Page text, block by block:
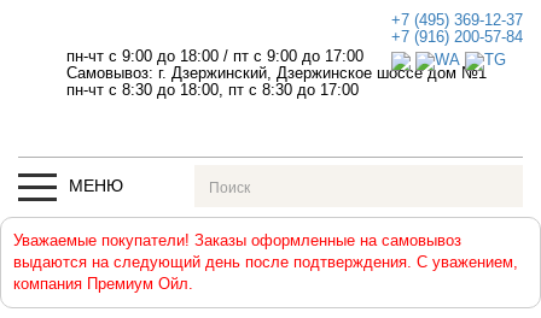
+7 (495) 369-12-37
+7 (916) 200-57-84
пн-чт с 9:00 до 18:00 / пт с 9:00 до 17:00
Самовывоз: г. Дзержинский, Дзержинское шоссе дом №1
пн-чт с 8:30 до 18:00, пт с 8:30 до 17:00
МЕНЮ
Уважаемые покупатели! Заказы оформленные на самовывоз
выдаются на следующий день после подтверждения. С уважением,
компания Премиум Ойл.